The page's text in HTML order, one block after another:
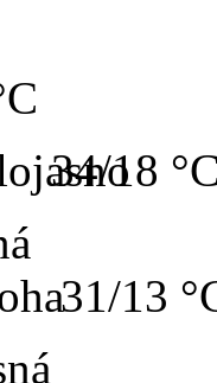
34/18
31/13